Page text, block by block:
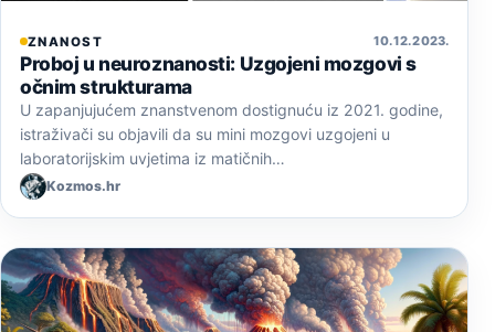
ZNANOST 10. 12. 2023.
Proboj u neuroznanosti: Uzgojeni mozgovi s
očnim strukturama
U zapanjujućem znanstvenom dostignuću iz 2021. godine,
istraživači su objavili da su mini mozgovi uzgojeni u
laboratorijskim uvjetima iz matičnih…
Kozmos.hr